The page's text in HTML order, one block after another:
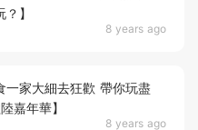
8 years ago
】
8 years ago
家大細去狂歡 帶你玩盡
嘉年華】